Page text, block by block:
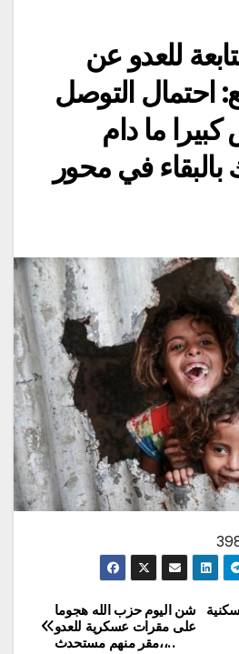
للعدو عن
احتمال التوصل
ما دام
في محور
شن اليوم حزب الله هجوما
على مقرات عسكرية للعدو
..،،مقر منهم مستحدث